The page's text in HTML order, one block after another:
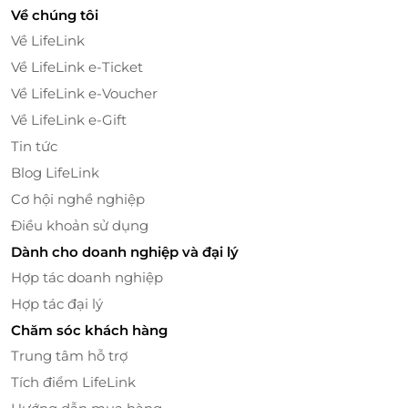
Về chúng tôi
Về LifeLink
Về LifeLink e-Ticket
Về LifeLink e-Voucher
Về LifeLink e-Gift
Tin tức
Blog LifeLink
Cơ hội nghề nghiệp
Điều khoản sử dụng
Dành cho doanh nghiệp và đại lý
Hợp tác doanh nghiệp
Hợp tác đại lý
Chăm sóc khách hàng
Trung tâm hỗ trợ
Tích điểm LifeLink